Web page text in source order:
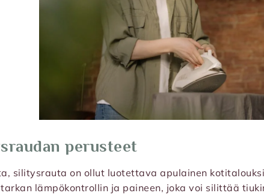
perusteet
silitysrauta on ollut luotettava apulainen
lämpökontrollin ja paineen, joka voi silittää